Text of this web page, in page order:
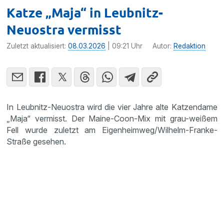
Katze „Maja“ in Leubnitz-
Neuostra vermisst
Zuletzt aktualisiert:08.03.2026 | 09:21 Uhr Autor: Redaktion
In Leubnitz-Neuostra wird die vier Jahre alte Katzendame
„Maja“ vermisst. Der Maine-Coon-Mix mit grau-weißem
Fell wurde zuletzt am Eigenheimweg/Wilhelm-Franke-
Straße gesehen.